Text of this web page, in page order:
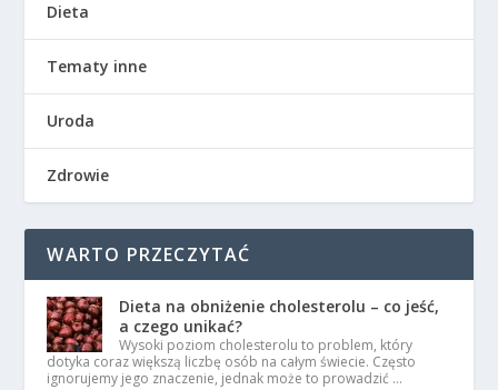
Dieta
Tematy inne
Uroda
Zdrowie
WARTO PRZECZYTAĆ
Dieta na obniżenie cholesterolu – co jeść,
a czego unikać?
Wysoki poziom cholesterolu to problem, który
dotyka coraz większą liczbę osób na całym świecie. Często
ignorujemy jego znaczenie, jednak może to prowadzić …